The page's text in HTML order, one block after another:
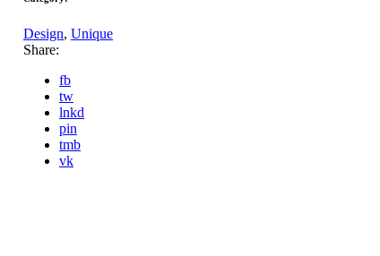
Design, Unique
Share:
fb
tw
lnkd
pin
tmb
vk